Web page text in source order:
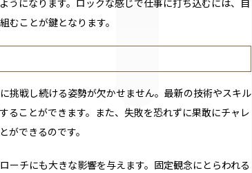
うになります。ロックな感じで仕事に打ち込むには、自
むことが鍵となります。
挑戦し続ける姿勢が欠かせません。最新の技術やスキル
ることができます。また、失敗を恐れずに果敢にチャレ
ができるのです。
ーチにも大きな影響を与えます。固定観念にとらわれる